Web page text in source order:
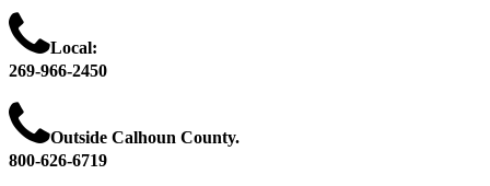
Local:
269-966-2450
Outside Calhoun County.
800-626-6719